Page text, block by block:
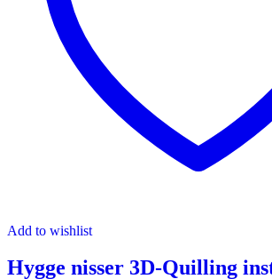
Add to wishlist
Hygge nisser 3D-Quilling